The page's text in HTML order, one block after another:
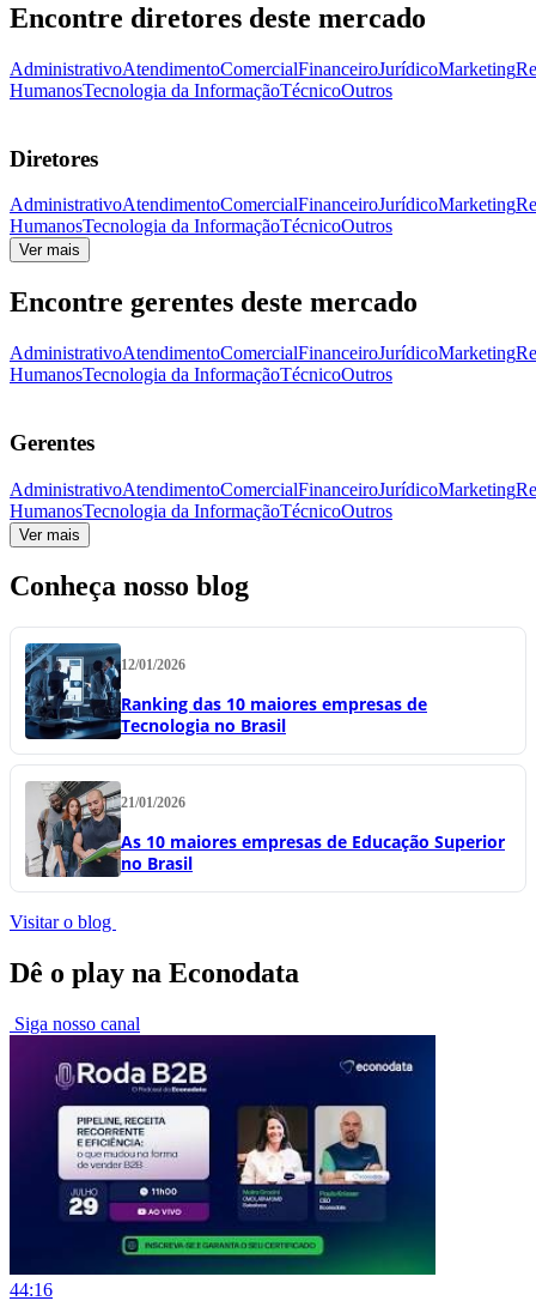
Encontre diretores deste mercado
AdministrativoAtendimentoComercialFinanceiroJurídicoMarketing
HumanosTecnologia da InformaçãoTécnicoOutros
Diretores
AdministrativoAtendimentoComercialFinanceiroJurídicoMarketing
HumanosTecnologia da InformaçãoTécnicoOutros
Ver mais
Encontre gerentes deste mercado
AdministrativoAtendimentoComercialFinanceiroJurídicoMarketing
HumanosTecnologia da InformaçãoTécnicoOutros
Gerentes
AdministrativoAtendimentoComercialFinanceiroJurídicoMarketing
HumanosTecnologia da InformaçãoTécnicoOutros
Ver mais
Conheça nosso blog
12/01/2026
Ranking das 10 maiores empresas de
Tecnologia no Brasil
21/01/2026
As 10 maiores empresas de Educação Superior
no Brasil
Visitar o blog
Dê o play na Econodata
Siga nosso canal
44:16